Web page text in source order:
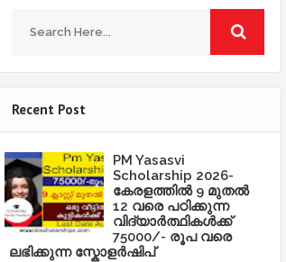
Recent Post
PM Yasasvi
Scholarship 2026-
കേരളത്തിൽ 9 മുതൽ
12 വരെ പഠിക്കുന്ന
വിദ്യാർത്ഥികൾക്ക്
75000/- രൂപ വരെ
ലഭിക്കുന്ന സ്കോളർഷിപ്